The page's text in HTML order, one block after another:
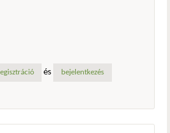
és bejelentkezés